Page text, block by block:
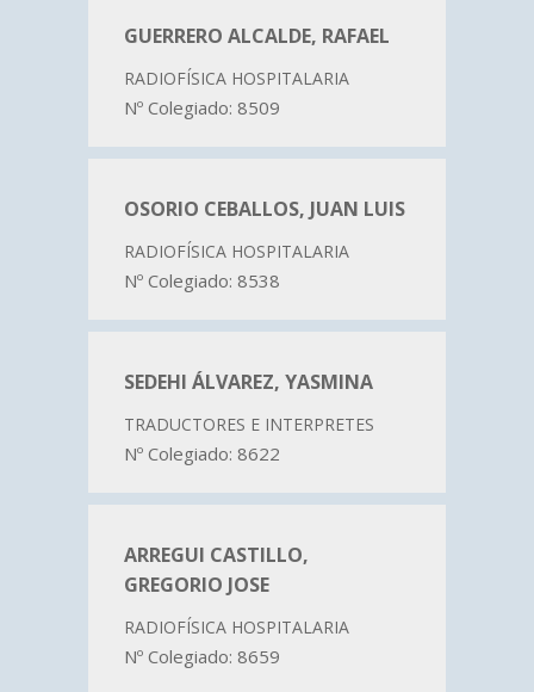
GUERRERO ALCALDE, RAFAEL
RADIOFÍSICA HOSPITALARIA
Nº Colegiado: 8509
OSORIO CEBALLOS, JUAN LUIS
RADIOFÍSICA HOSPITALARIA
Nº Colegiado: 8538
SEDEHI ÁLVAREZ, YASMINA
TRADUCTORES E INTERPRETES
Nº Colegiado: 8622
ARREGUI CASTILLO,
GREGORIO JOSE
RADIOFÍSICA HOSPITALARIA
Nº Colegiado: 8659